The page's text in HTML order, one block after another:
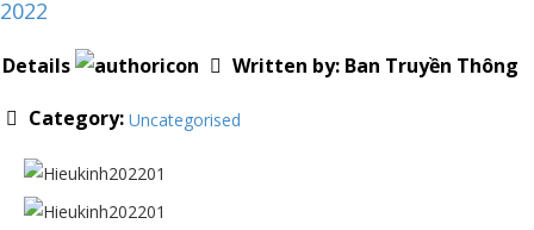
2022
Details Written by: Ban Truyền Thông
Category: Uncategorised